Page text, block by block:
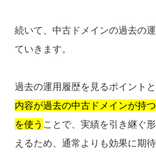
続いて、中古ドメインの過去の
ていきます。
過去の運用履歴を見るポイントと
内容が過去の中古ドメインが持
を使う ことで、実績を引き継ぐ
えるため、通常よりも効果に期待